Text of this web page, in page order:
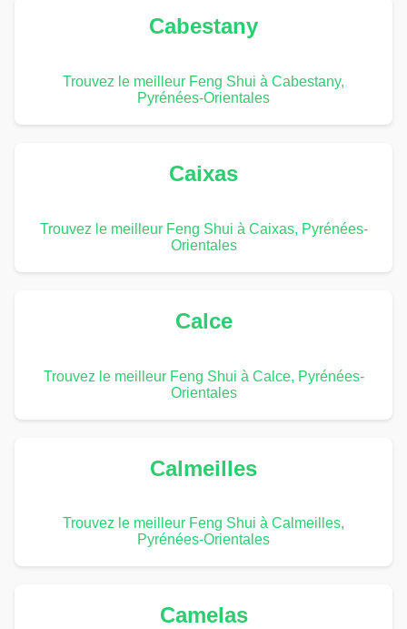
Cabestany
Trouvez le meilleur Feng Shui à Cabestany,
Pyrénées-Orientales
Caixas
Trouvez le meilleur Feng Shui à Caixas, Pyrénées-
Orientales
Calce
Trouvez le meilleur Feng Shui à Calce, Pyrénées-
Orientales
Calmeilles
Trouvez le meilleur Feng Shui à Calmeilles,
Pyrénées-Orientales
Camelas